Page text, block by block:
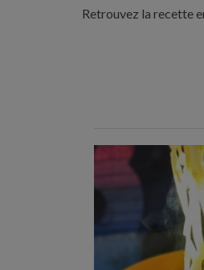
Retrouvez la recette
Temps